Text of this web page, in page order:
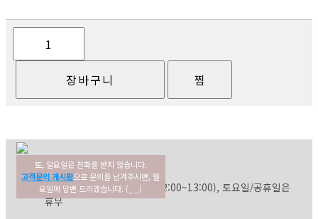
토, 일요일은 전화를 받지 않습니다.
고객문의 게시판으로 문의를 남겨주시면, 월
요일에 답변 드리겠습니다. (_ _)
고객센터 02-354-3022
평일: 09:30~17:30 (점심: 12:00~13:00), 토요일/공휴일은
휴무